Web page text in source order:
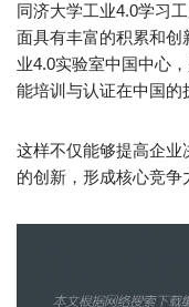
同济大学工业4.0学习
面具有丰富的积累和创
业4.0实验室中国中心
能培训与认证在中国的
这样不仅能够提高企
的创新，形成核心竞争